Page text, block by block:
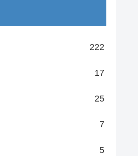
222
17
25
7
5